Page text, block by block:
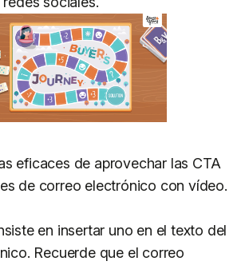
eficaces de aprovechar las CTA
de correo electrónico con vídeo.
en insertar uno en el texto del
Recuerde que el correo